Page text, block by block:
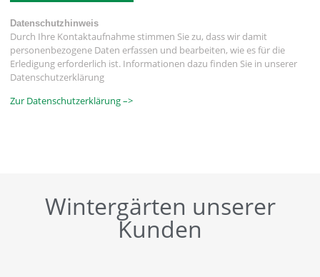
Datenschutzhinweis
Durch Ihre Kontaktaufnahme stimmen Sie zu, dass wir damit
personenbezogene Daten erfassen und bearbeiten, wie es für die
Erledigung erforderlich ist. Informationen dazu finden Sie in unserer
Datenschutzerklärung
Zur Datenschutzerklärung –>
Wintergärten unserer
Kunden